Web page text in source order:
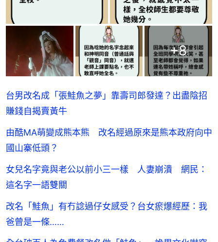
+8
台男改名成「張鮭魚之夢」靠壽司郎發達？出盡陰招
賺錢自揭賣黃牛
由酷MA萌變成熊本熊 改名經過原來是熊本政府向中
國山寨低頭？
女兒名字竟與老公以前小三一樣 人妻崩潰 網民：
這名字一語雙關
改名「鮭魚」有冇諗過仔女感受？台女瘀爆經歷：我
爸曾是一條……